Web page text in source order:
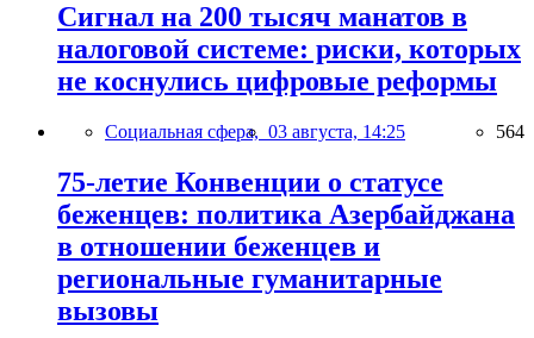
Сигнал на 200 тысяч манатов в
налоговой системе: риски, которых
не коснулись цифровые реформы
Социальная сфера, 03 августа, 14:25 564
75-летие Конвенции о статусе
беженцев: политика Азербайджана
в отношении беженцев и
региональные гуманитарные
вызовы